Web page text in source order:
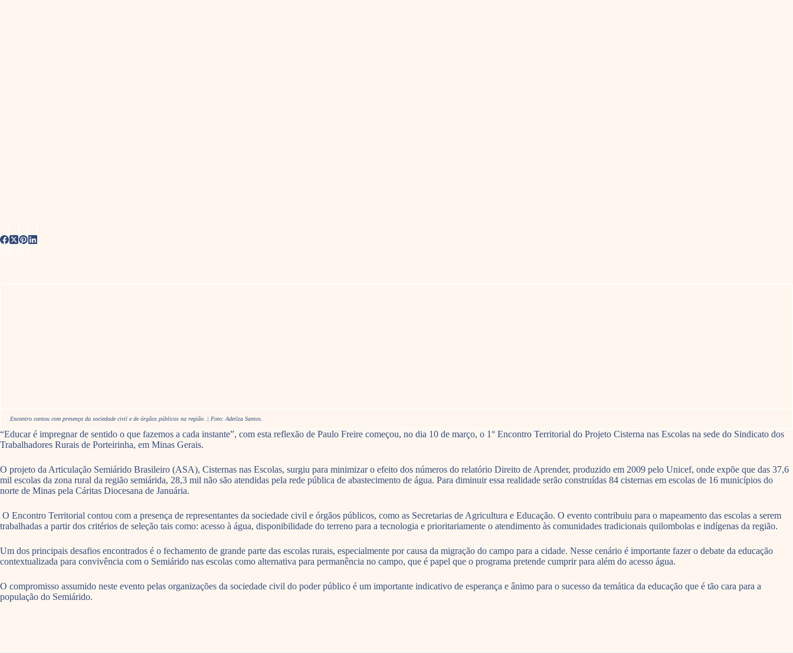
Encontro contou com presença da sociedade civil e de órgãos públicos na região. | Foto: Adeilza Santos.
“Educar é impregnar de sentido o que fazemos a cada instante”, com esta reflexão de Paulo Freire começou, no dia 10 de março, o 1° Encontro Territorial do Projeto Cisterna nas Escolas na sede do Sindicato dos
Trabalhadores Rurais de Porteirinha, em Minas Gerais.
O projeto da Articulação Semiárido Brasileiro (ASA), Cisternas nas Escolas, surgiu para minimizar o efeito dos números do relatório Direito de Aprender, produzido em 2009 pelo Unicef, onde expõe que das 37,6
mil escolas da zona rural da região semiárida, 28,3 mil não são atendidas pela rede pública de abastecimento de água. Para diminuir essa realidade serão construídas 84 cisternas em escolas de 16 municípios do
norte de Minas pela Cáritas Diocesana de Januária.
O Encontro Territorial contou com a presença de representantes da sociedade civil e órgãos públicos, como as Secretarias de Agricultura e Educação. O evento contribuiu para o mapeamento das escolas a serem
trabalhadas a partir dos critérios de seleção tais como: acesso à água, disponibilidade do terreno para a tecnologia e prioritariamente o atendimento às comunidades tradicionais quilombolas e indígenas da região.
Um dos principais desafios encontrados é o fechamento de grande parte das escolas rurais, especialmente por causa da migração do campo para a cidade. Nesse cenário é importante fazer o debate da educação
contextualizada para convivência com o Semiárido nas escolas como alternativa para permanência no campo, que é papel que o programa pretende cumprir para além do acesso água.
O compromisso assumido neste evento pelas organizações da sociedade civil do poder público é um importante indicativo de esperança e ânimo para o sucesso da temática da educação que é tão cara para a
população do Semiárido.